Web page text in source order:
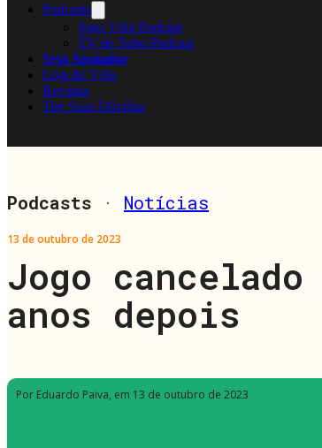
Podcasts
Jogo Véio Podcast
TV de Tubo Podcast
Seja Apoiador
Loja do Véio
Revistas
Tire Suas Dúvidas
Podcasts · Notícias
13 de outubro de 2023
Jogo
anos depois
Por Eduardo Paiva, em 13 de outubro de 2023